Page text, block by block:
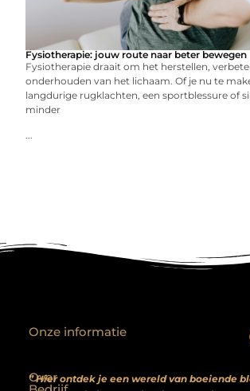
Fysiotherapie: jouw route naar beter bewegen
Fysiotherapie draait om het herstellen,
onderhouden van het lichaam. Of je nu te
langdurige rugklachten, een sportblessure of
minder
...
Over
” Hier ontdek je een wereld van boeiende
Onze informatie